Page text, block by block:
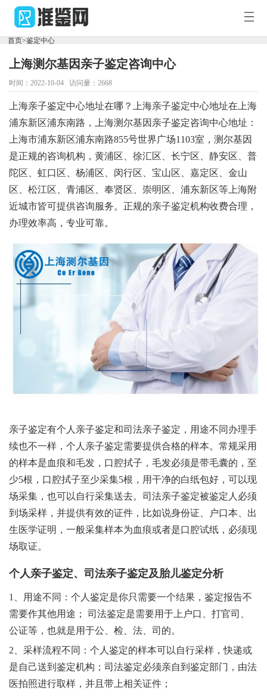
欢
访
准
网！
页
新
闻
百
科
鉴
定
中
心
DNA
套
餐
首页>鉴定中心
上海测尔基因亲子鉴定咨询中心
时间：2022-10-04 访问量：2668
上海亲子鉴定中心地址在哪？上海亲子鉴定中心地址在上海
浦东新区浦东南路，上海测尔基因亲子鉴定咨询中心地址：
上海市浦东新区浦东南路855号世界广场1103室，测尔基因
是正规的咨询机构，黄浦区、徐汇区、长宁区、静安区、普
陀区、虹口区、杨浦区、闵行区、宝山区、嘉定区、金山
区、松江区、青浦区、奉贤区、崇明区、浦东新区等上海附
近城市皆可提供咨询服务。正规的亲子鉴定机构收费合理，
办理效率高，专业可靠。
亲子鉴定有个人亲子鉴定和司法亲子鉴定，用途不同办理手
续也不一样，个人亲子鉴定需要提供合格的样本。常规采用
的样本是血痕和毛发，口腔拭子，毛发必须是带毛囊的，至
少5根，口腔拭子至少采集5根，用干净的白纸包好，可以现
场采集，也可以自行采集送去。司法亲子鉴定被鉴定人必须
到场采样，并提供有效的证件，比如说身份证、户口本、出
生医学证明，一般采集样本为血痕或者是口腔试纸，必须现
场取证。
个人亲子鉴定、司法亲子鉴定及胎儿鉴定分析
1、用途不同：个人鉴定是你只需要一个结果，鉴定报告不
需要作其他用途； 司法鉴定是需要用于上户口、打官司、
公证等，也就是用于公、检、法、司的。
2、采样流程不同：个人鉴定的样本可以自行采样，快递或
是自己送到鉴定机构；司法鉴定必须亲自到鉴定部门，由法
医拍照进行取样，并且带上相关证件；